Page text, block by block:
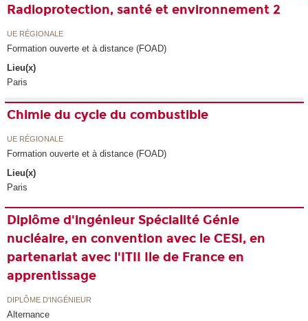
Radioprotection, santé et environnement 2
UE RÉGIONALE
Formation ouverte et à distance (FOAD)
Lieu(x)
Paris
Chimie du cycle du combustible
UE RÉGIONALE
Formation ouverte et à distance (FOAD)
Lieu(x)
Paris
Diplôme d'ingénieur Spécialité Génie
nucléaire, en convention avec le CESI, en
partenariat avec l'ITII Ile de France en
apprentissage
DIPLÔME D'INGÉNIEUR
Alternance